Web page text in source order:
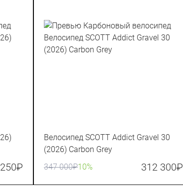
₽
Велосипед SCOTT Addict Gravel 30
(2026) Carbon Grey
347 000₽10% 312 300₽